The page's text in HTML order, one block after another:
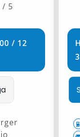
/ 5
/ 12